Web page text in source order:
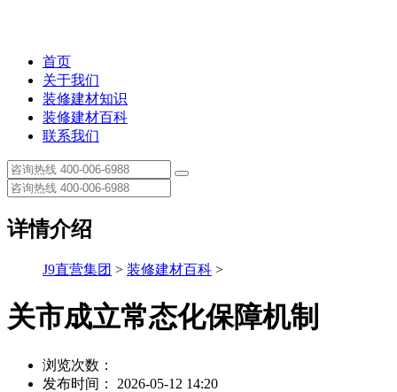
首页
关于我们
装修建材知识
装修建材百科
联系我们
详情介绍
J9直营集团 > 装修建材百科 >
关市成立常态化保障机制
浏览次数：
发布时间： 2026-05-12 14:20